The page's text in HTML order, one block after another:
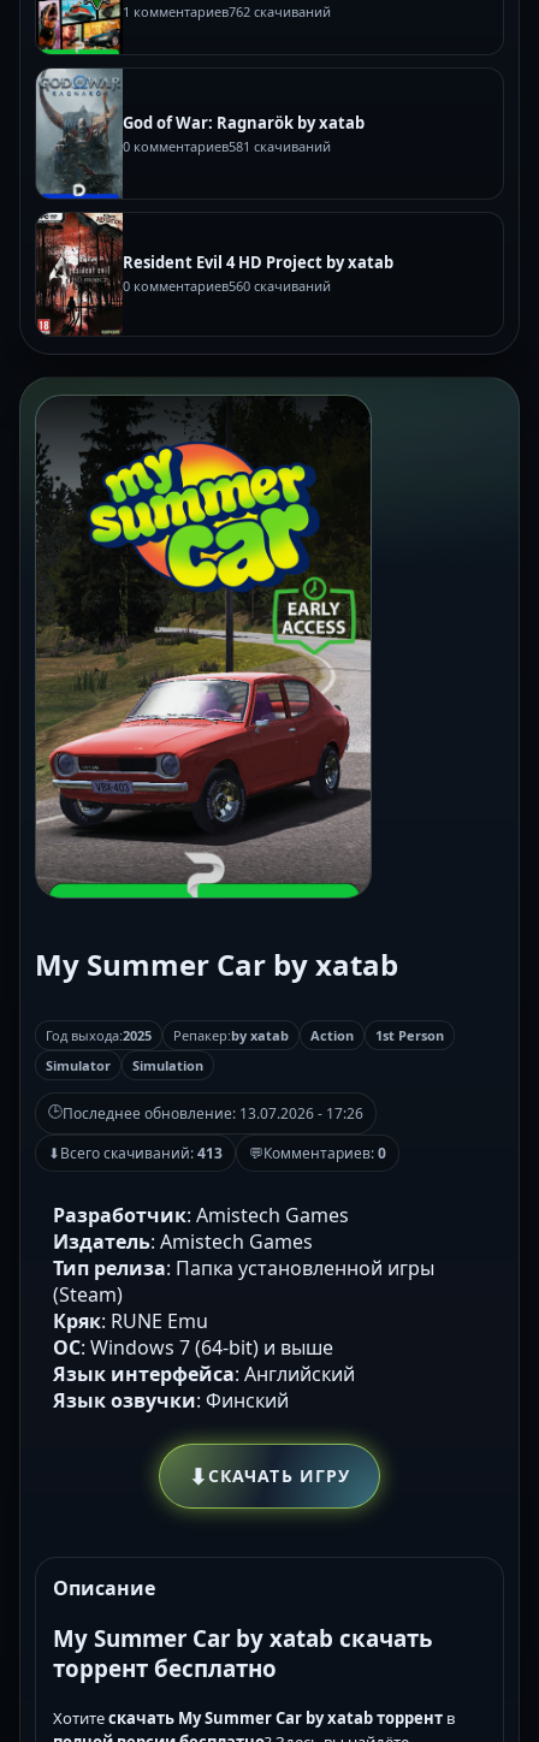
1 комментариев762 скачиваний
God of War: Ragnarök by xatab
0 комментариев581 скачиваний
Resident Evil 4 HD Project by xatab
0 комментариев560 скачиваний
My Summer Car by xatab
Год выхода:2025 Репакер:by xatab Action
1st Person
Simulator
Simulation
🕒Последнее обновление: 13.07.2026 - 17:26
⬇Всего скачиваний:413 💬Комментариев:0
Разработчик: Amistech Games
Издатель: Amistech Games
Тип релиза: Папка установленной игры
(Steam)
Кряк: RUNE Emu
ОС: Windows 7 (64-bit) и выше
Язык интерфейса: Английский
Язык озвучки: Финский
⬇СКАЧАТЬ ИГРУ
Описание
My Summer Car by xatab скачать
торрент бесплатно
Хотитескачать My Summer Car by xatab торрент в